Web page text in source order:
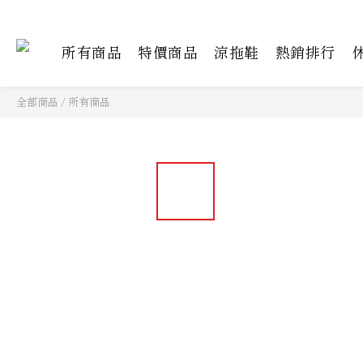
所有商品 特價商品 涼拖鞋 熱銷排行
全部商品 / 所有商品